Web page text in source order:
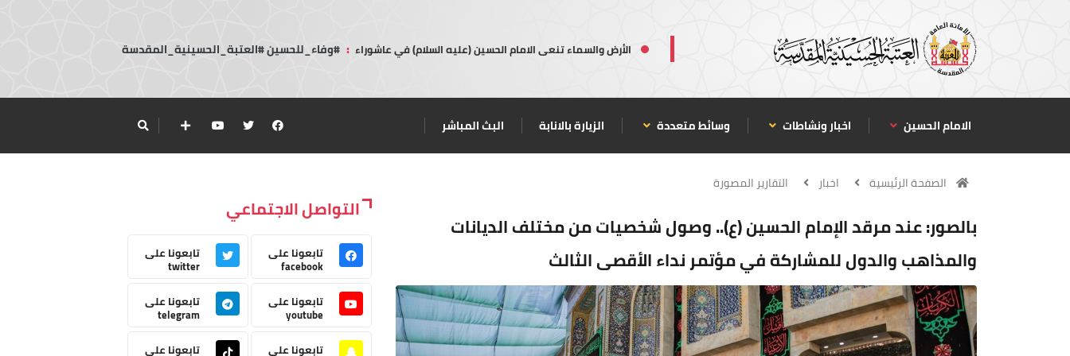
الأرض والسماء تنعى الامام الحسين (عليه السلام) في عاشوراء : #وفاء_للحسين #العتبة_الحسينية_المقدسة
الامام الحسين اخبار ونشاطات وسائط متعددة الزيارة بالانابة البث المباشر
الصفحة الرئيسية اخبار التقارير المصورة
بالصور: عند مرقد الإمام الحسين (ع).. وصول شخصيات من مختلف الديانات
والمذاهب والدول للمشاركة في مؤتمر نداء الأقصى الثالث
التواصل الاجتماعي
تابعونا على
facebook
تابعونا على
twitter
تابعونا على
youtube
تابعونا على
telegram
تابعونا على
تابعونا على